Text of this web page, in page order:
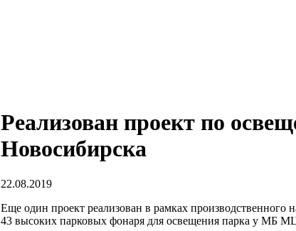
Реализован проект по
Новосибирска
22.08.2019
Еще один проект реализован в рамках
43 высоких парковых фонаря для освещения парка у МБ